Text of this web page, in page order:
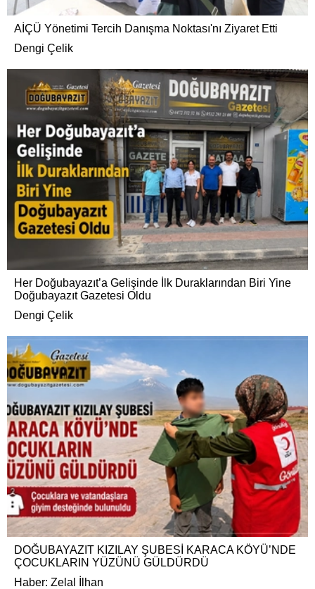
AİÇÜ Yönetimi Tercih Danışma Noktası'nı Ziyaret Etti
Dengi Çelik
Her Doğubayazıt’a Gelişinde İlk Duraklarından Biri Yine
Doğubayazıt Gazetesi Oldu
Dengi Çelik
DOĞUBAYAZIT KIZILAY ŞUBESİ KARACA KÖYÜ’NDE
ÇOCUKLARIN YÜZÜNÜ GÜLDÜRDÜ
Haber: Zelal İlhan